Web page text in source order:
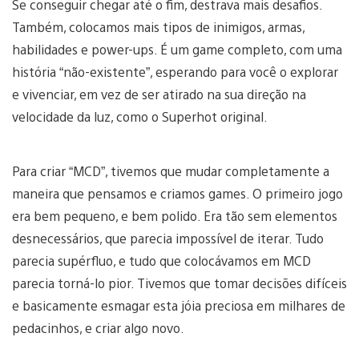
Se conseguir chegar até o fim, destrava mais desafios.
Também, colocamos mais tipos de inimigos, armas,
habilidades e power-ups. É um game completo, com uma
história “não-existente”, esperando para você o explorar
e vivenciar, em vez de ser atirado na sua direção na
velocidade da luz, como o Superhot original.
Para criar “MCD”, tivemos que mudar completamente a
maneira que pensamos e criamos games. O primeiro jogo
era bem pequeno, e bem polido. Era tão sem elementos
desnecessários, que parecia impossível de iterar. Tudo
parecia supérfluo, e tudo que colocávamos em MCD
parecia torná-lo pior. Tivemos que tomar decisões difíceis
e basicamente esmagar esta jóia preciosa em milhares de
pedacinhos, e criar algo novo.